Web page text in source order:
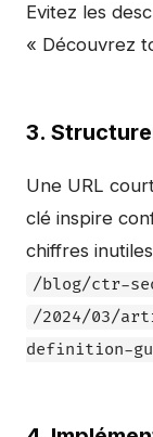
Evitez les
« Découvrez
3.
Une URL
clé inspire
chiffres
/blog/ctr-
/2024/03/
definition-